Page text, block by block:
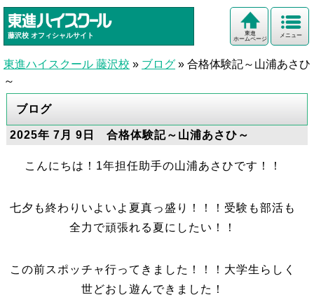
藤沢校 オフィシャルサイト メニュー
東進
ホームページ
東進ハイスクール 藤沢校 » ブログ » 合格体験記～山浦あさひ
～
ブログ
2025年 7月 9日 合格体験記～山浦あさひ～
こんにちは！1年担任助手の山浦あさひです！！
七夕も終わりいよいよ夏真っ盛り！！！受験も部活も
全力で頑張れる夏にしたい！！
この前スポッチャ行ってきました！！！大学生らしく
世どおし遊んできました！